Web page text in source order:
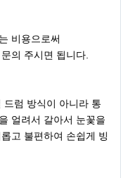
비용으로써
의 주시면 됩니다.
드럼 방식이 아니라 통
얼려서 갈아서 눈꽃을
고 불편하여 손쉽게 빙